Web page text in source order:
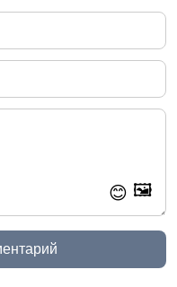
😊 🖼️